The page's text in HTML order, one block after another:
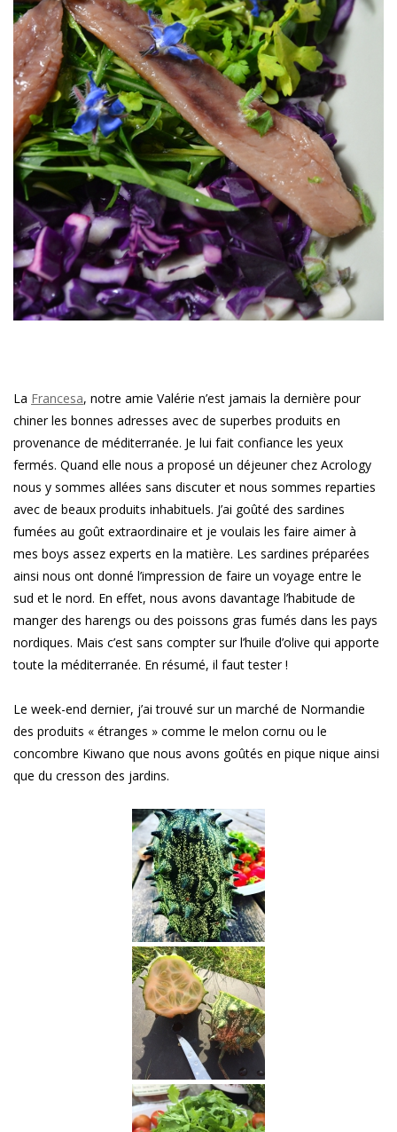
La Francesa, notre amie Valérie n’est jamais la dernière pour
chiner les bonnes adresses avec de superbes produits en
provenance de méditerranée. Je lui fait confiance les yeux
fermés. Quand elle nous a proposé un déjeuner chez Acrology
nous y sommes allées sans discuter et nous sommes reparties
avec de beaux produits inhabituels. J’ai goûté des sardines
fumées au goût extraordinaire et je voulais les faire aimer à
mes boys assez experts en la matière. Les sardines préparées
ainsi nous ont donné l’impression de faire un voyage entre le
sud et le nord. En effet, nous avons davantage l’habitude de
manger des harengs ou des poissons gras fumés dans les pays
nordiques. Mais c’est sans compter sur l’huile d’olive qui apporte
toute la méditerranée. En résumé, il faut tester !
Le week-end dernier, j’ai trouvé sur un marché de Normandie
des produits « étranges » comme le melon cornu ou le
concombre Kiwano que nous avons goûtés en pique nique ainsi
que du cresson des jardins.